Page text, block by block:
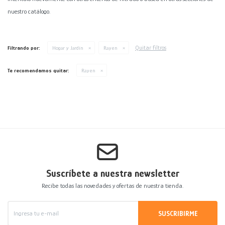
nuestro catálogo.
Filtrando por: Hogar y Jardín Rayen Quitar filtros
Te recomendamos quitar: Rayen
Suscríbete a nuestra newsletter
Recibe todas las novedades y ofertas de nuestra tienda.
SUSCRIBIRME
Herramientas